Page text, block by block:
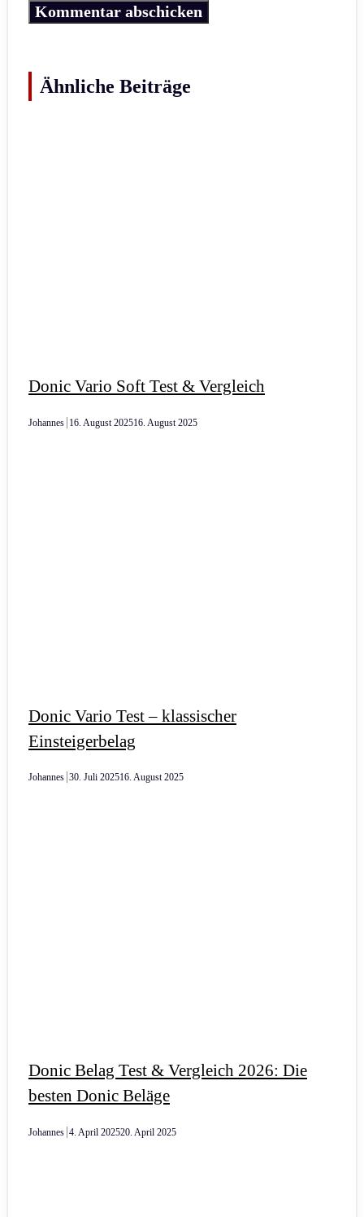
Ähnliche Beiträge
Donic Vario Soft Test & Vergleich
Johannes 16. August 202516. August 2025
Donic Vario Test – klassischer
Einsteigerbelag
Johannes 30. Juli 202516. August 2025
Donic Belag Test & Vergleich 2026: Die
besten Donic Beläge
Johannes 4. April 202520. April 2025